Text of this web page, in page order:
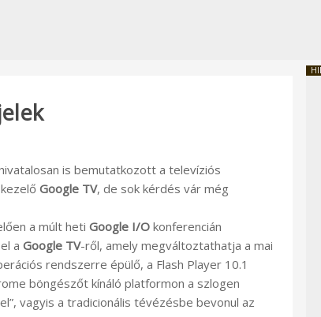
is bemutatkozott a televíziós
Google TV, de sok kérdés vár még
a múlt heti Google I/O konferencián
a Google TV-ről, amely megváltoztathatja a mai
rendszerre épülő, a Flash Player 10.1
böngészőt kínáló platformon a szlogen
vagyis a tradicionális tévézésbe bevonul az